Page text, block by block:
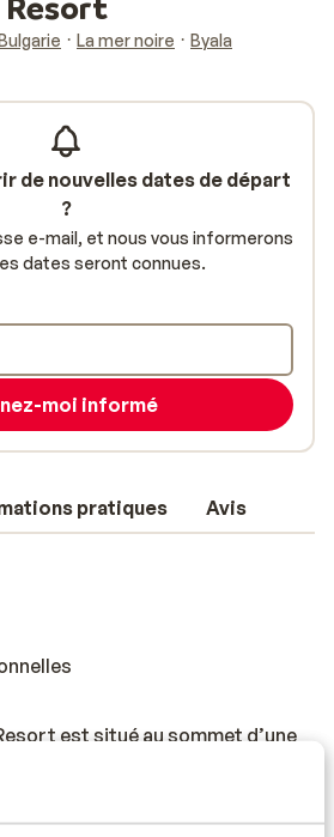
La mer noire
Byala
pratiques Avis
est situé au sommet d’une
conduit à la plage en
disposent d’un balcon et
Dans le cadre de la formule all
de nouvelles dates de départ
?
e-mail, et nous vous informerons
dates seront connues.
moi informé